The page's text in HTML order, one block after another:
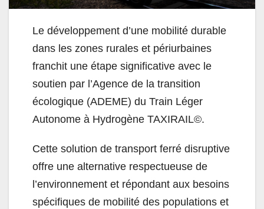
Le développement d’une mobilité durable
dans les zones rurales et périurbaines
franchit une étape significative avec le
soutien par l’Agence de la transition
écologique (ADEME) du Train Léger
Autonome à Hydrogène TAXIRAIL©.
Cette solution de transport ferré disruptive
offre une alternative respectueuse de
l’environnement et répondant aux besoins
spécifiques de mobilité des populations et